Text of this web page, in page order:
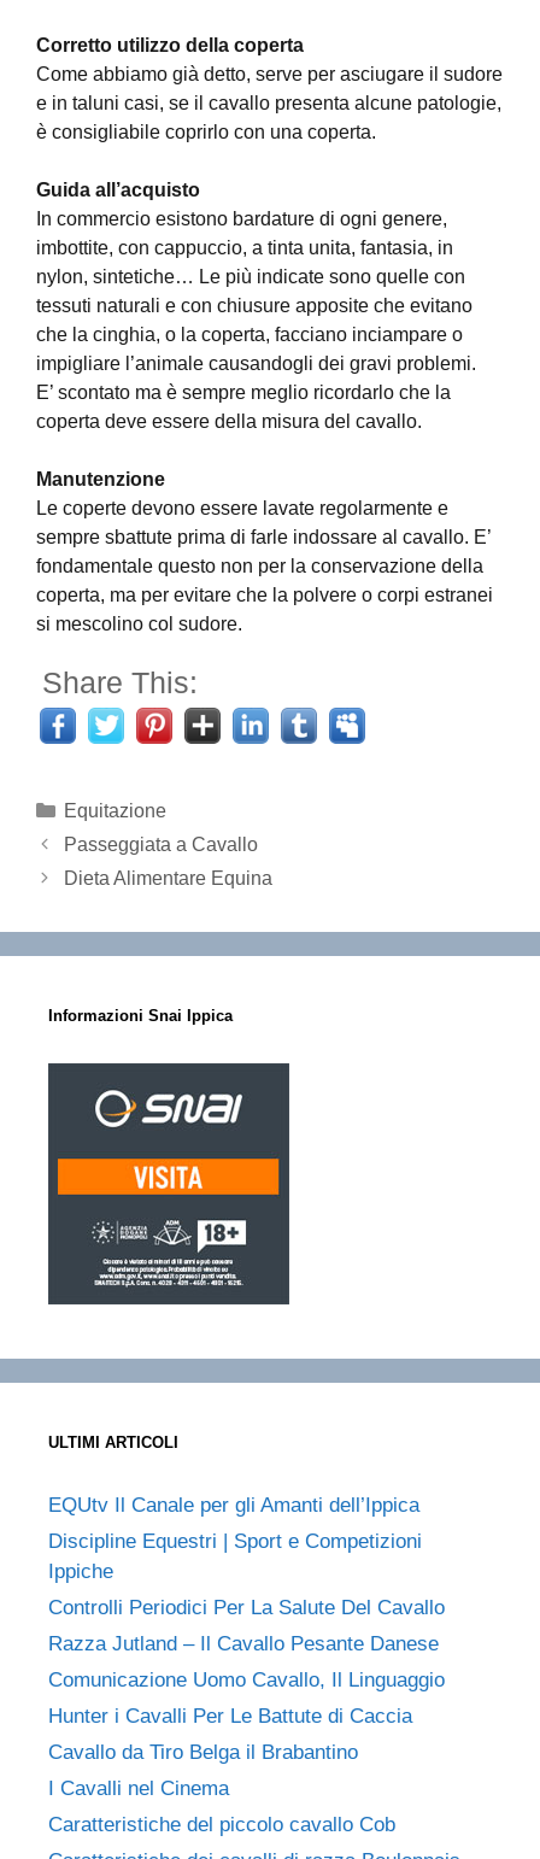
Corretto utilizzo della coperta
Come abbiamo già detto, serve per asciugare il sudore
e in taluni casi, se il cavallo presenta alcune patologie,
è consigliabile coprirlo con una coperta.
Guida all’acquisto
In commercio esistono bardature di ogni genere,
imbottite, con cappuccio, a tinta unita, fantasia, in
nylon, sintetiche… Le più indicate sono quelle con
tessuti naturali e con chiusure apposite che evitano
che la cinghia, o la coperta, facciano inciampare o
impigliare l’animale causandogli dei gravi problemi.
E’ scontato ma è sempre meglio ricordarlo che la
coperta deve essere della misura del cavallo.
Manutenzione
Le coperte devono essere lavate regolarmente e
sempre sbattute prima di farle indossare al cavallo. E’
fondamentale questo non per la conservazione della
coperta, ma per evitare che la polvere o corpi estranei
si mescolino col sudore.
Share This:
Categorie
Equitazione
Passeggiata a Cavallo
Dieta Alimentare Equina
Informazioni Snai Ippica
ULTIMI ARTICOLI
EQUtv Il Canale per gli Amanti dell’Ippica
Discipline Equestri | Sport e Competizioni
Ippiche
Controlli Periodici Per La Salute Del Cavallo
Razza Jutland – Il Cavallo Pesante Danese
Comunicazione Uomo Cavallo, Il Linguaggio
Hunter i Cavalli Per Le Battute di Caccia
Cavallo da Tiro Belga il Brabantino
I Cavalli nel Cinema
Caratteristiche del piccolo cavallo Cob